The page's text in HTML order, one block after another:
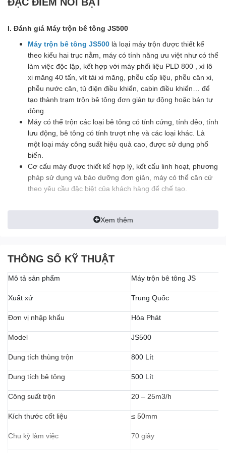
I. Đánh giá Máy trộn bê tông JS500
Máy trộn bê tông JS500 là loại máy trộn được thiết kế
theo kiểu hai trục nằm, máy có tính năng ưu việt như có thể
làm việc độc lập, kết hợp với máy phối liệu PLD 800 , xì lô
xi măng 40 tấn, vít tải xi măng, phễu cấp liệu, phễu cân xi,
phễu nước cân, tủ điện điều khiển, cabin điều khiển… để
tạo thành trạm trộn bê tông đơn giản tự động hoặc bán tự
động.
Máy có thể trộn các loại bê tông có tính cứng, tính dẻo, tính
lưu động, bê tông có tính trượt nhẹ và các loại khác. Là
một loại máy công suất hiệu quả cao, được sử dụng phổ
biến.
Cơ cấu máy được thiết kế hợp lý, kết cấu linh hoạt, phương
pháp sử dụng và bảo dưỡng đơn giản, máy có thể căn cứ
theo yêu cầu đặc biệt của khách hàng để chế tạo.
Máy trộn bê tông JS500có thể thích hợp cho các công
máy kết cấu to nhỏ, các công trình xây dựng cầu đường,
cống bê tông ly tâm, sản xuất gạch block, gạch siêu nhẹ
Xem thêm
THÔNG SỐ KỸ THUẬT
Mô tả sản phẩm Máy trộn bê tông JS
Xuất xứ Trung Quốc
Đơn vị nhập khẩu Hòa Phát
Model JS500
Dung tích thùng trộn 800 Lít
Dung tích bê tông 500 Lít
Công suất trộn 20 – 25m3/h
Kích thước cốt liệu ≤ 50mm
Chu kỳ làm việc 70 giây